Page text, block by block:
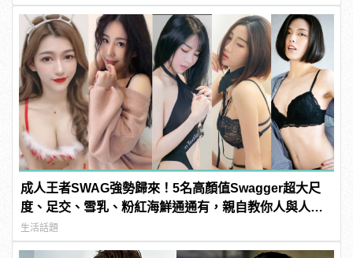
成人王者SWAG強勢歸來！5名高顏值Swagger超大尺
度、足交、雪乳、粉紅海鮮通通有，親自教你人與人的
連結！ | manfashion這樣變型男
生活話題